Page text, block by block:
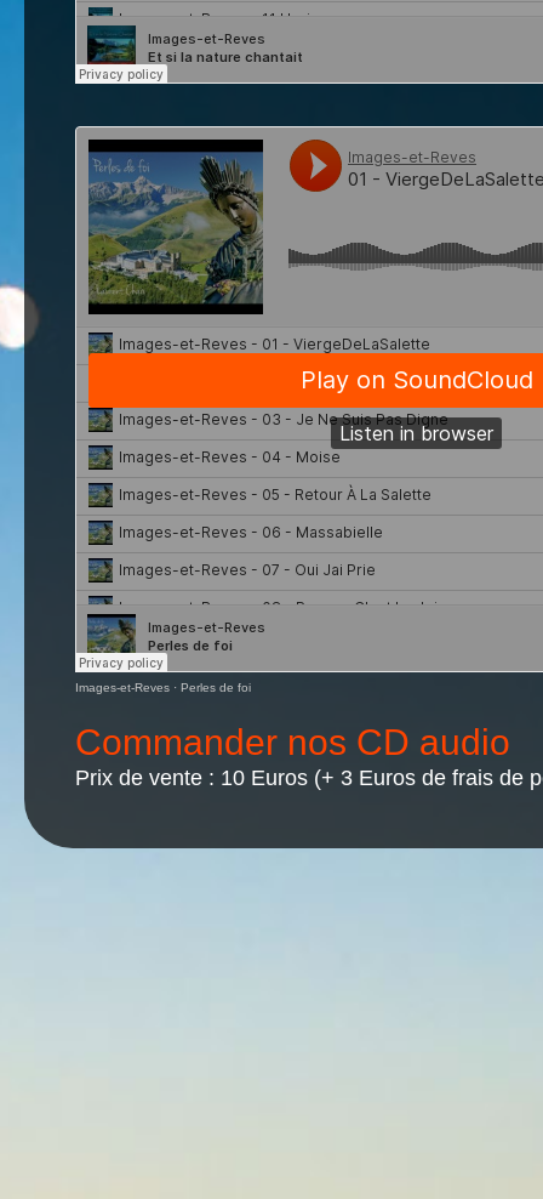
Images-et-Reves · Perles de foi
Commander nos CD audio
Prix de vente : 10 Euros (+ 3 Euros de frais de